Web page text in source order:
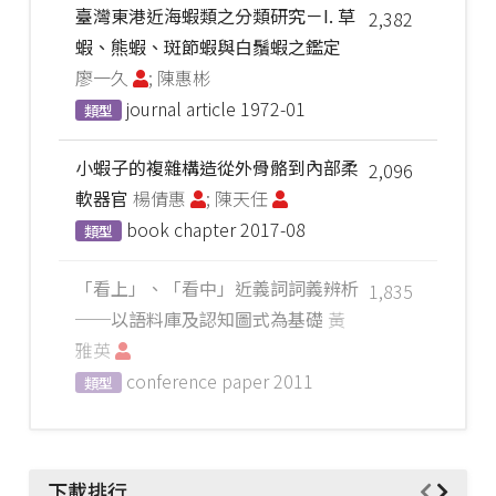
2,382
臺灣東港近海蝦類之分類研究－I. 草
蝦、熊蝦、斑節蝦與白鬚蝦之鑑定
廖一久
; 陳惠彬
類型 journal article 1972-01
2,096
小蝦子的複雜構造從外骨骼到內部柔
軟器官 楊倩惠 ; 陳天任
類型 book chapter2017-08
1,835
「看上」、「看中」近義詞詞義辨析
──以語料庫及認知圖式為基礎 黃
雅英
類型 conference paper2011
下載排行